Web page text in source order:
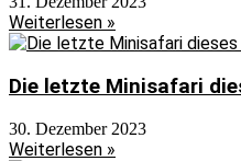
Weiterlesen »
Die letzte Minisafari
30. Dezember 2023
Weiterlesen »